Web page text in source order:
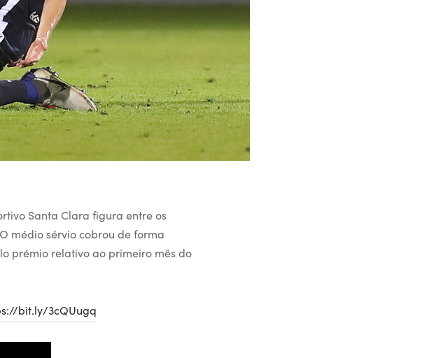
Santa Clara figura entre os
médio sérvio cobrou de forma
prémio relativo ao primeiro mês do
bit.ly/3cQUugq